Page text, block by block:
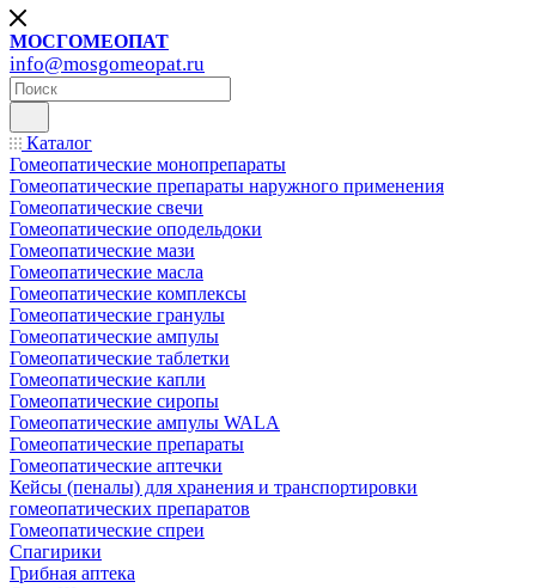
МОСГОМЕОПАТ
info@mosgomeopat.ru
Каталог
Гомеопатические монопрепараты
Гомеопатические препараты наружного применения
Гомеопатические свечи
Гомеопатические оподельдоки
Гомеопатические мази
Гомеопатические масла
Гомеопатические комплексы
Гомеопатические гранулы
Гомеопатические ампулы
Гомеопатические таблетки
Гомеопатические капли
Гомеопатические сиропы
Гомеопатические ампулы WALA
Гомеопатические препараты
Гомеопатические аптечки
Кейсы (пеналы) для хранения и транспортировки
гомеопатических препаратов
Гомеопатические спреи
Спагирики
Грибная аптека